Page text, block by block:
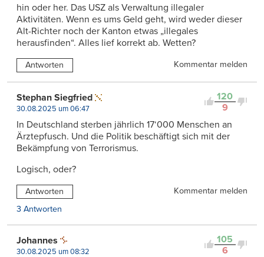
hin oder her. Das USZ als Verwaltung illegaler
Aktivitäten. Wenn es ums Geld geht, wird weder dieser
Alt-Richter noch der Kanton etwas „illegales
herausfinden“. Alles lief korrekt ab. Wetten?
Antworten Kommentar melden
120
9
Stephan Siegfried
30.08.2025 um 06:47
In Deutschland sterben jährlich 17‘000 Menschen an
Ärztepfusch. Und die Politik beschäftigt sich mit der
Bekämpfung von Terrorismus.
Logisch, oder?
Antworten
Kommentar melden
3 Antworten
105
6
Johannes
30.08.2025 um 08:32